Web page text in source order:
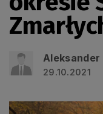
Aleksander
29.10.2021